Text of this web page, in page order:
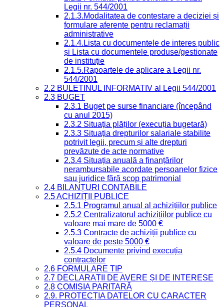
Legii nr. 544/2001
2.1.3.Modalitatea de contestare a deciziei și
formulare aferente pentru reclamații
administrative
2.1.4.Lista cu documentele de interes public
și Lista cu documentele produse/gestionate
de instituție
2.1.5.Rapoartele de aplicare a Legii nr.
544/2001
2.2 BULETINUL INFORMATIV al Legii 544/2001
2.3 BUGET
2.3.1 Buget pe surse financiare (începând
cu anul 2015)
2.3.2 Situația plăților (execuția bugetară)
2.3.3 Situația drepturilor salariale stabilite
potrivit legii, precum și alte drepturi
prevăzute de acte normative
2.3.4 Situația anuală a finanțărilor
nerambursabile acordate persoanelor fizice
sau juridice fără scop patrimonial
2.4 BILANȚURI CONTABILE
2.5 ACHIZIȚII PUBLICE
2.5.1 Programul anual al achizițiilor publice
2.5.2 Centralizatorul achizițiilor publice cu
valoare mai mare de 5000 €
2.5.3 Contracte de achiziții publice cu
valoare de peste 5000 €
2.5.4 Documente privind execuția
contractelor
2.6 FORMULARE TIP
2.7 DECLARAȚII DE AVERE ȘI DE INTERESE
2.8 COMISIA PARITARĂ
2.9. PROTECȚIA DATELOR CU CARACTER
PERSONAL